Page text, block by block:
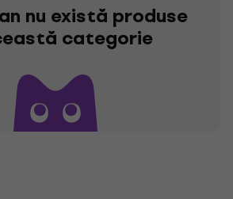
nu există produse
categorie